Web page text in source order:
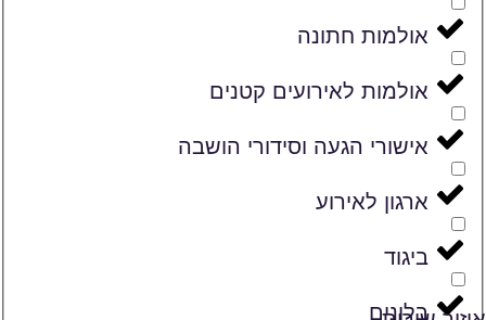
אולמות חתונה
אולמות לאירועים קטנים
אישורי הגעה וסידורי הושבה
ארגון לאירוע
ביגוד
בלונים